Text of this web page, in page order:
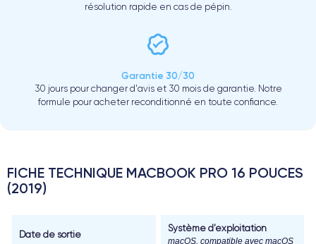
résolution rapide en cas de pépin.
Garantie 30/30
30 jours pour changer d'avis et 30 mois de garantie. Notre
formule pour acheter reconditionné en toute confiance.
FICHE TECHNIQUE MACBOOK PRO 16 POUCES
(2019)
Date de sortie
Système d’exploitation
macOS, compatible avec macOS